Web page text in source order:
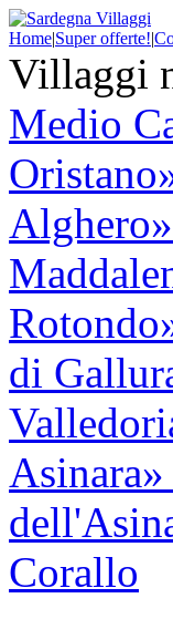
Home|Super offerte!|
Villaggi
Medio
Oristano
Alghero
Rotondo
di
Asinara
Corallo